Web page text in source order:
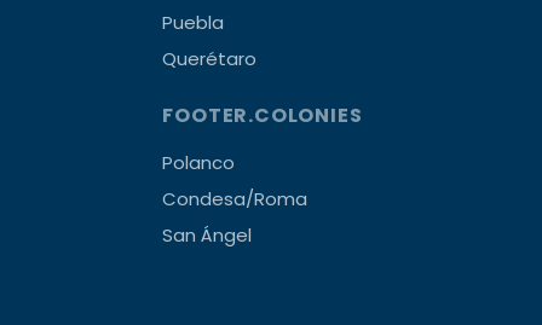
Puebla
Querétaro
FOOTER.COLONIES
Polanco
Condesa/Roma
San Ángel